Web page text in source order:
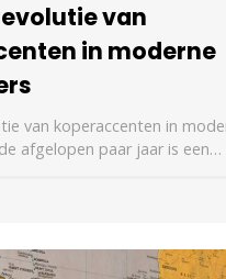
van
in moderne
van koperaccenten in
afgelopen paar jaar is een…